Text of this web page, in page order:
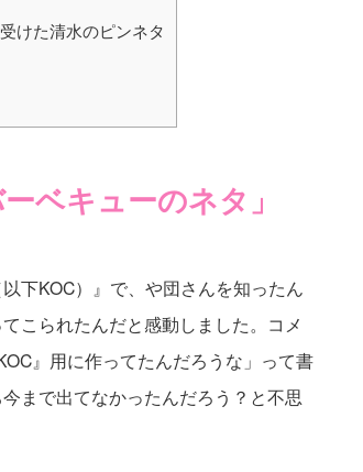
けた清水のピンネタ
ベキューのネタ」
下KOC）』で、や団さんを知ったん
こられたんだと感動しました。コメ
』用に作ってたんだろうな」って書
まで出てなかったんだろう？と不思